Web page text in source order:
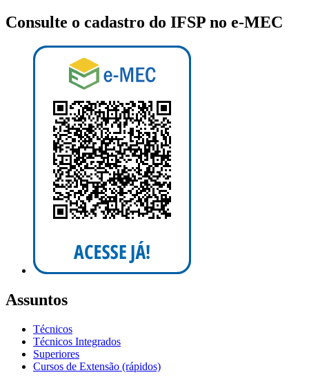
Consulte o cadastro do IFSP no e-MEC
Assuntos
Técnicos
Técnicos Integrados
Superiores
Cursos de Extensão (rápidos)